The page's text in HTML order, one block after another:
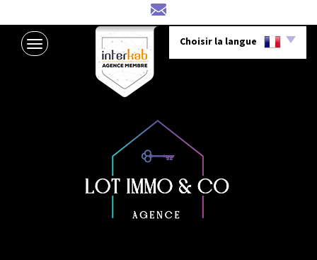
Choisir la langue